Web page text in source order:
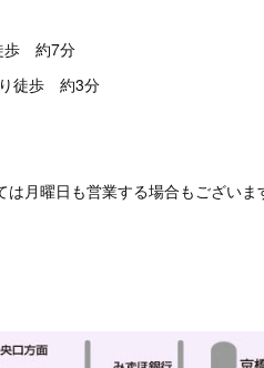
歩 約7分
徒歩 約3分
月曜日も営業する場合もございま